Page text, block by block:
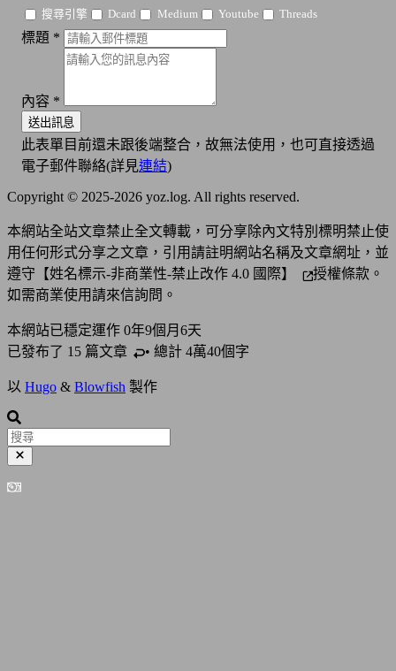
搜尋引擎 Dcard Medium Youtube Threads
標題 *
內容 *
送出訊息
此表單目前還未跟後端整合，故無法使用，也可直接透過
電子郵件聯絡(詳見連結)
Copyright © 2025-2026 yoz.log. All rights reserved.
本網站全站文章禁止全文轉載，可分享除內文特別標明禁止使
用任何形式分享之文章，引用請註明網站名稱及文章網址，並
遵守 【姓名標示-非商業性-禁止改作 4.0 國際】
授權條款。
如需商業使用請來信詢問。
本網站已穩定運作 0年9個月6天
已發布了 15 篇文章 • 總計 4萬40個字
以 Hugo & Blowfish 製作